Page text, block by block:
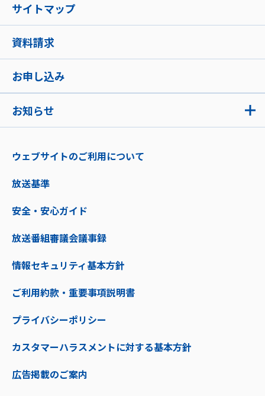
お知らせ
サイトマップ
資料請求
お申し込み
ウェブサイトのご利用について
放送基準
安全・安心ガイド
放送番組審議会議事録
情報セキュリティ基本方針
ご利用約款・重要事項説明書
プライバシーポリシー
カスタマーハラスメントに対する基本方針
広告掲載のご案内